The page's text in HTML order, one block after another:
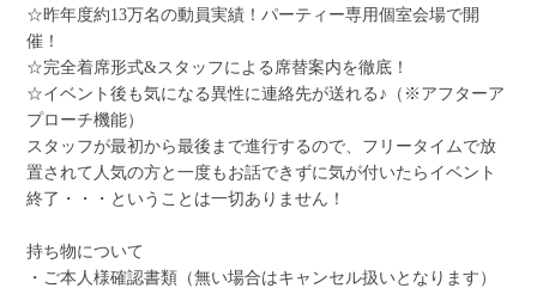
☆昨年度約13万名の動員実績！パーティー専用個室会場で開
催！
☆完全着席形式&スタッフによる席替案内を徹底！
☆イベント後も気になる異性に連絡先が送れる♪（※アフターア
プローチ機能）
スタッフが最初から最後まで進行するので、フリータイムで放
置されて人気の方と一度もお話できずに気が付いたらイベント
終了・・・ということは一切ありません！
持ち物について
・ご本人様確認書類（無い場合はキャンセル扱いとなります）